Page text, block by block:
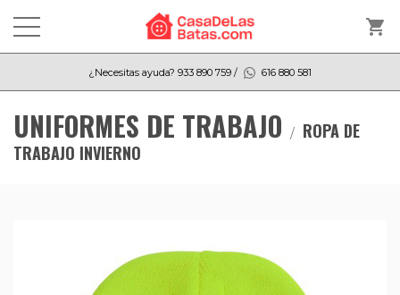
shopping_cart
¿Necesitas ayuda? 933 890 759 / 616 880 581
UNIFORMES DE TRABAJO
ROPA DE
TRABAJO INVIERNO